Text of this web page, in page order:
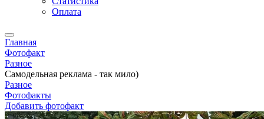
Оплата
Главная
Фотофакт
Разное
Самодельная реклама - так мило)
Разное
Фотофакты
Добавить фотофакт